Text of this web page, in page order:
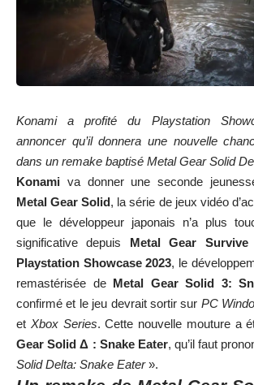
Konami a profité du Playstation
annoncer qu’il donnera une nouvelle
dans un remake baptisé Metal Gear Solid
Konami va donner une seconde
Metal Gear Solid, la série de jeux vidéo
que le développeur japonais n’a plus
significative depuis Metal Gear Survive
Playstation Showcase 2023, le
remastérisée de Metal Gear Solid 3:
confirmé et le jeu devrait sortir sur PC
et Xbox Series. Cette nouvelle mouture a
Gear Solid Δ : Snake Eater, qu’il faut
Solid Delta: Snake Eater».